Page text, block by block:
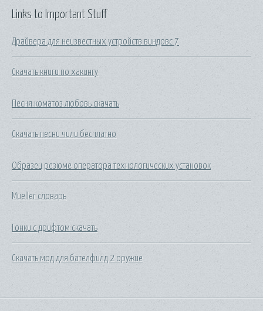
Links to Important Stuff
Драйвера для неизвестных устройств виндовс 7
Скачать книги по хакингу
Песня коматоз любовь скачать
Скачать песни чили бесплатно
Образец резюме оператора технологических установок
Mueller словарь
Гонки с дрифтом скачать
Скачать мод для бателфилд 2 оружие